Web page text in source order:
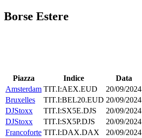
Borse Estere
Piazza Indice Data
Amsterdam TIT.I:AEX.EUD 20/09/2024
Bruxelles
TIT.I:BEL20.EUD 20/09/2024
DJStoxx
TIT.I:SX5E.DJS 20/09/2024
DJStoxx
TIT.I:SX5P.DJS 20/09/2024
Francoforte TIT.I:DAX.DAX 20/09/2024